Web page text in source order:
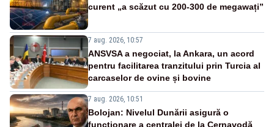
curent „a scăzut cu 200-300 de megawați”
7 aug. 2026, 10:57
ANSVSA a negociat, la Ankara, un acord
pentru facilitarea tranzitului prin Turcia al
carcaselor de ovine și bovine
7 aug. 2026, 10:51
Bolojan: Nivelul Dunării asigură o
funcționare a centralei de la Cernavodă